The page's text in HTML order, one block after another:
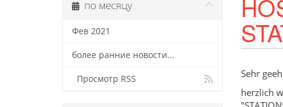
по месяцу
Фев 2021
более ранние новости...
Просмотр RSS
Sehr
herzlich